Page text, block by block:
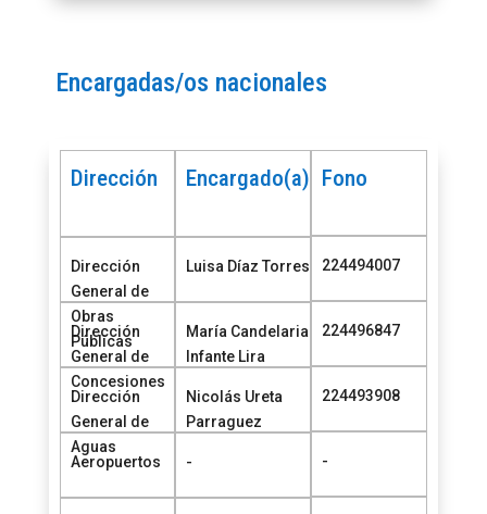
Encargadas/os nacionales
Dirección
Dirección
General de
Obras
Públicas
Dirección
General de
Concesiones
Dirección
General de
Aguas
Aeropuertos
Encargado(a)
Luisa Díaz Torres
María Candelaria
Infante Lira
Nicolás Ureta
Parraguez
-
Fono
224494007
224496847
224493908
-